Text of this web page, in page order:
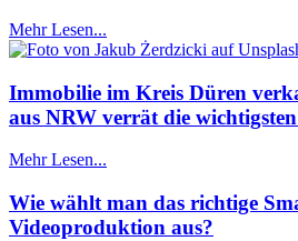
Mehr Lesen...
Immobilie im Kreis Düren
aus NRW verrät die
Mehr Lesen...
Wie wählt man das richtige
Videoproduktion aus?